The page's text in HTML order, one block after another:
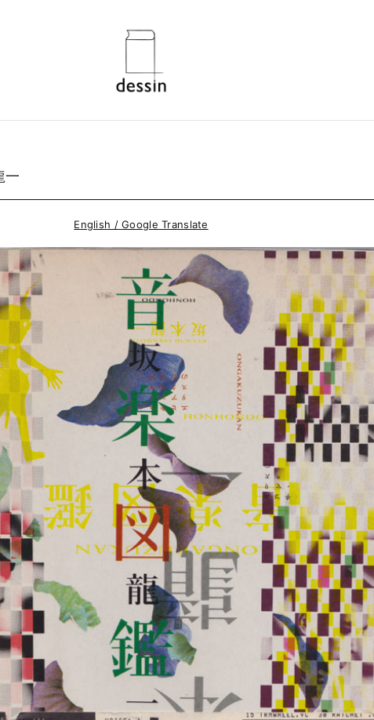
一
English / Google Translate